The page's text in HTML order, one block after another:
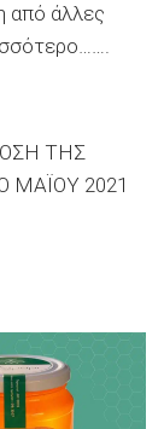
από άλλες
ΤΗΣ
2021